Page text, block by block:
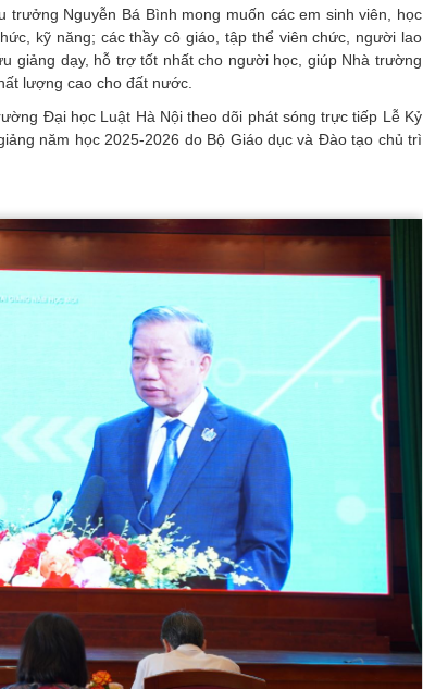
trưởng Nguyễn Bá Bình mong muốn các em sinh viên, học
kỹ năng; các thầy cô giáo, tập thể viên chức, người lao
giảng dạy, hỗ trợ tốt nhất cho người học, giúp Nhà trường
lượng cao cho đất nước.
Đại học Luật Hà Nội theo dõi phát sóng trực tiếp Lễ Kỷ
năm học 2025-2026 do Bộ Giáo dục và Đào tạo chủ trì